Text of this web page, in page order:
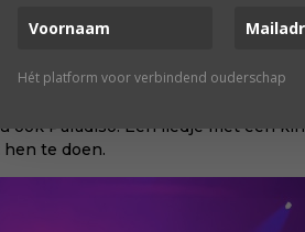
moesten zijn, en wij bij hen. Over
ons is dat normaal. Met
verjaardagen van de kinderen weg.
na een optreden, breng ik ze
ze ook wel eens mee. We
ook Paradiso. Een liedje met een
te doen.
Hét platform voor verbindend ouderschap